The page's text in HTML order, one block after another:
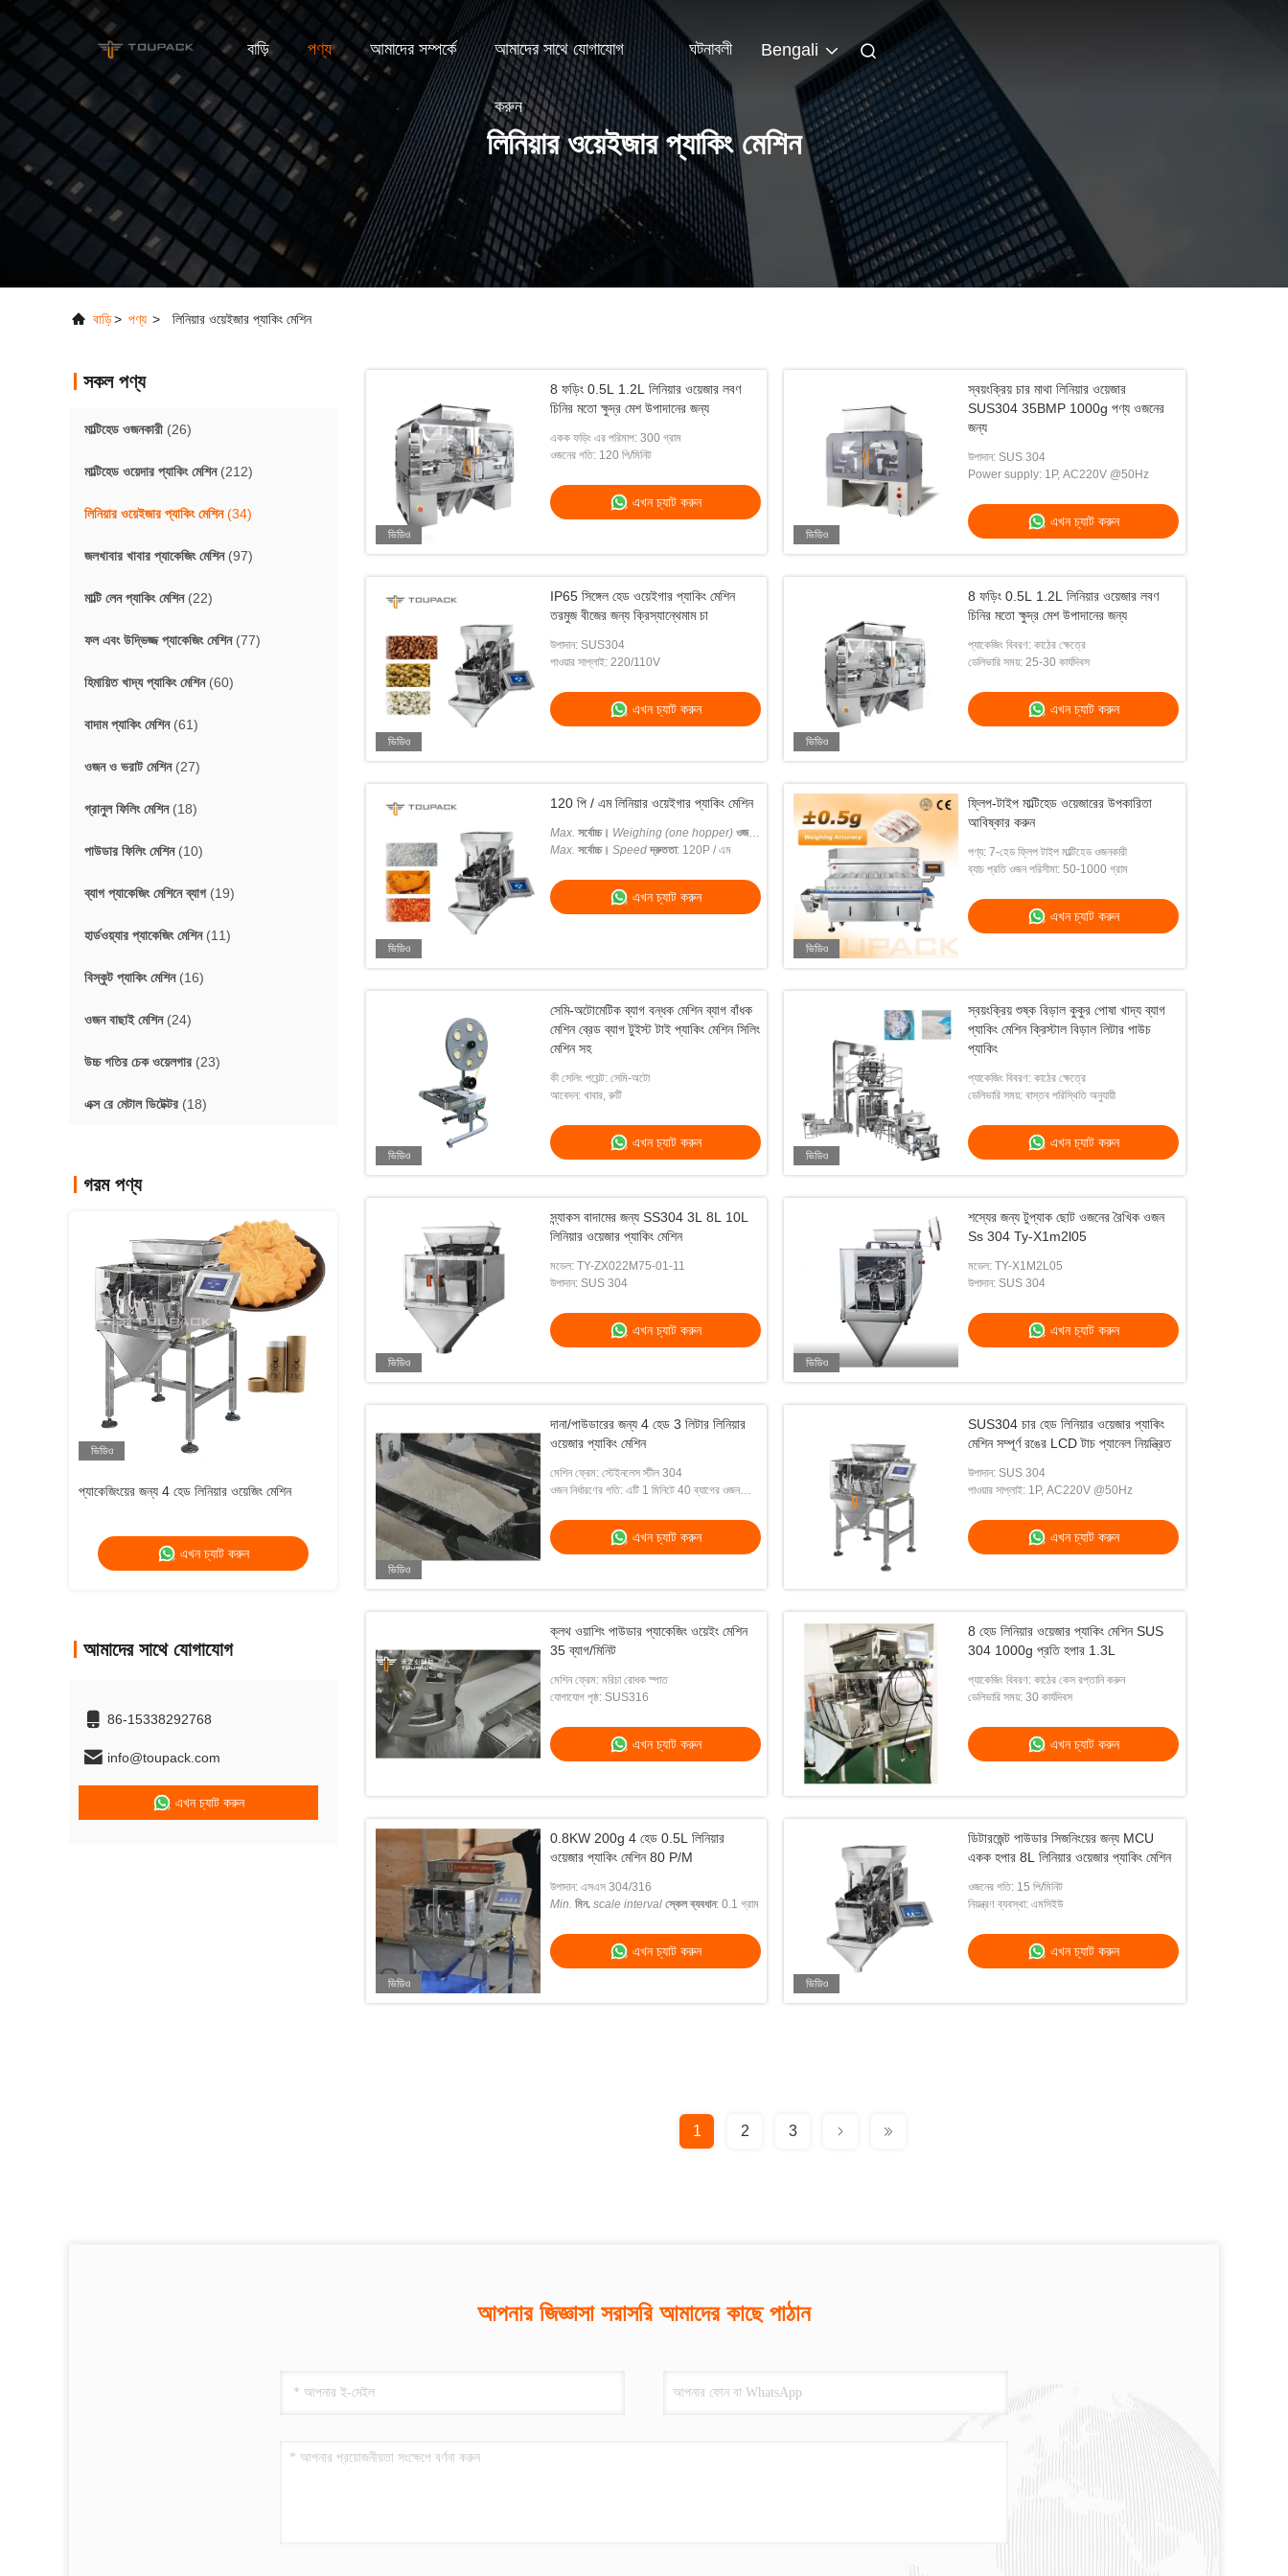
বাড়ি পণ্য আমাদের সম্পর্কে আমাদের সাথে যোগাযোগ
করুন
ঘটনাবলী Bengali
লিনিয়ার ওয়েইজার প্যাকিং মেশিন
বাড়ি> পণ্য > লিনিয়ার ওয়েইজার প্যাকিং মেশিন
সকল পণ্য
মাল্টিহেড ওজনকারী (26)
মাল্টিহেড ওয়েদার প্যাকিং মেশিন(212)
লিনিয়ার ওয়েইজার প্যাকিং মেশিন(34)
জলখাবার খাবার প্যাকেজিং মেশিন(97)
মাল্টি লেন প্যাকিং মেশিন(22)
ফল এবং উদ্ভিজ্জ প্যাকেজিং মেশিন(77)
হিমায়িত খাদ্য প্যাকিং মেশিন(60)
বাদাম প্যাকিং মেশিন(61)
ওজন ও ভরাট মেশিন(27)
গ্রানুল ফিলিং মেশিন(18)
পাউডার ফিলিং মেশিন(10)
ব্যাগ প্যাকেজিং মেশিনে ব্যাগ(19)
হার্ডওয়্যার প্যাকেজিং মেশিন(11)
বিস্কুট প্যাকিং মেশিন(16)
ওজন বাছাই মেশিন(24)
উচ্চ গতির চেক ওয়েলগার (23)
এক্স রে মেটাল ডিটেক্টর (18)
গরম পণ্য
ভিডিও
প্যাকেজিংয়ের জন্য 4 হেড লিনিয়ার ওয়েজিং মেশিন
এখন চ্যাট করুন
আমাদের সাথে যোগাযোগ
86-15338292768
info@toupack.com
এখন চ্যাট করুন
ভিডিও
8 ফড়িং 0.5L 1.2L লিনিয়ার ওয়েজার লবণ
চিনির মতো ক্ষুদ্র মেশ উপাদানের জন্য
একক ফড়িং এর পরিমাপ: 300 গ্রাম
ওজনের গতি: 120 পি/মিনিট
এখন চ্যাট করুন
ভিডিও
স্বয়ংক্রিয় চার মাথা লিনিয়ার ওয়েজার
SUS304 35BMP 1000g পণ্য ওজনের
জন্য
উপাদান: SUS 304
Power supply: 1P, AC220V @50Hz
এখন চ্যাট করুন
ভিডিও
IP65 সিঙ্গেল হেড ওয়েইগার প্যাকিং মেশিন
তরমুজ বীজের জন্য ক্রিস্যান্থেমাম চা
উপাদান: SUS304
পাওয়ার সাপ্লাই: 220/110V
এখন চ্যাট করুন
ভিডিও
8 ফড়িং 0.5L 1.2L লিনিয়ার ওয়েজার লবণ
চিনির মতো ক্ষুদ্র মেশ উপাদানের জন্য
প্যাকেজিং বিবরণ: কাঠের ক্ষেত্রে
ডেলিভারি সময়: 25-30 কার্যদিবস
এখন চ্যাট করুন
ভিডিও
120 পি / এম লিনিয়ার ওয়েইগার প্যাকিং মেশিন
Max. সর্বোচ্চ। Weighing (one hopper) ওজন
(এক হপার): 300g
Max. সর্বোচ্চ। Speed দ্রুততা: 120P / এম
এখন চ্যাট করুন
ভিডিও
ফ্লিপ-টাইপ মাল্টিহেড ওয়েজারের উপকারিতা
আবিষ্কার করুন
পণ্য: 7-হেড ফ্লিপ টাইপ মাল্টিহেড ওজনকারী
ব্যাচ প্রতি ওজন পরিসীমা: 50-1000 গ্রাম
এখন চ্যাট করুন
ভিডিও
সেমি-অটোমেটিক ব্যাগ বন্ধক মেশিন ব্যাগ বাঁধক
মেশিন ব্রেড ব্যাগ টুইস্ট টাই প্যাকিং মেশিন সিলিং
মেশিন সহ
কী সেলিং পয়েন্ট: সেমি-অটো
আবেদন: খাবার, রুটি
এখন চ্যাট করুন
ভিডিও
স্বয়ংক্রিয় শুষ্ক বিড়াল কুকুর পোষা খাদ্য ব্যাগ
প্যাকিং মেশিন ক্রিস্টাল বিড়াল লিটার পাউচ
প্যাকিং
প্যাকেজিং বিবরণ: কাঠের ক্ষেত্রে
ডেলিভারি সময়: বাস্তব পরিস্থিতি অনুযায়ী
এখন চ্যাট করুন
ভিডিও
স্ন্যাকস বাদামের জন্য SS304 3L 8L 10L
লিনিয়ার ওয়েজার প্যাকিং মেশিন
মডেল: TY-ZX022M75-01-11
উপাদান: SUS 304
এখন চ্যাট করুন
ভিডিও
শস্যের জন্য টুপ্যাক ছোট ওজনের রৈখিক ওজন
Ss 304 Ty-X1m2l05
মডেল: TY-X1M2L05
উপাদান: SUS 304
এখন চ্যাট করুন
ভিডিও
দানা/পাউডারের জন্য 4 হেড 3 লিটার লিনিয়ার
ওয়েজার প্যাকিং মেশিন
মেশিন ফ্রেম: স্টেইনলেস স্টীল 304
ওজন নির্ধারণের গতি: এটি 1 মিনিটে 40 ব্যাগের ওজন
এখন চ্যাট করুন
SUS304 চার হেড লিনিয়ার ওয়েজার প্যাকিং
মেশিন সম্পূর্ণ রঙের LCD টাচ প্যানেল নিয়ন্ত্রিত
উপাদান: SUS 304
পাওয়ার সাপ্লাই: 1P, AC220V @50Hz
এখন চ্যাট করুন
ক্লথ ওয়াশিং পাউডার প্যাকেজিং ওয়েইং মেশিন
35 ব্যাগ/মিনিট
মেশিন ফ্রেম: মরিচা রোধক স্পাত
যোগাযোগ পৃষ্ঠ: SUS316
এখন চ্যাট করুন
8 হেড লিনিয়ার ওয়েজার প্যাকিং মেশিন SUS
304 1000g প্রতি হপার 1.3L
প্যাকেজিং বিবরণ: কাঠের কেস রপ্তানি করুন
ডেলিভারি সময়: 30 কার্যদিবস
এখন চ্যাট করুন
ভিডিও
0.8KW 200g 4 হেড 0.5L লিনিয়ার
ওয়েজার প্যাকিং মেশিন 80 P/M
উপাদান: এসএস 304/316
Min. মিন. scale interval স্কেল ব্যবধান: 0.1 গ্রাম
এখন চ্যাট করুন
ভিডিও
ডিটারজেন্ট পাউডার সিজনিংয়ের জন্য MCU
একক হপার 8L লিনিয়ার ওয়েজার প্যাকিং মেশিন
ওজনের গতি: 15 পি/মিনিট
নিয়ন্ত্রণ ব্যবস্থা: এমসিইউ
এখন চ্যাট করুন
1 2 3
আপনার জিজ্ঞাসা সরাসরি আমাদের কাছে পাঠান